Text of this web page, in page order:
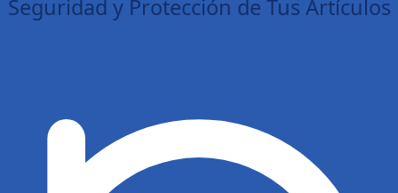
Seguridad y Protección de Tus Artículos